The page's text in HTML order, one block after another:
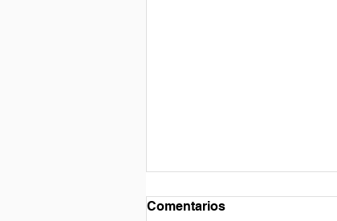
Comentarios